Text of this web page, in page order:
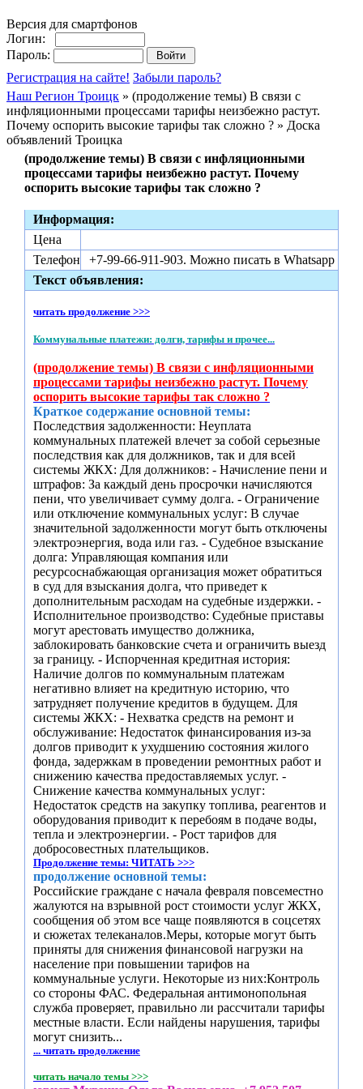
Версия для смартфонов
Логин:
Пароль:
Регистрация на сайте! Забыли пароль?
Наш Регион Троицк » (продолжение темы) В связи с
инфляционными процессами тарифы неизбежно растут.
Почему оспорить высокие тарифы так сложно ? » Доска
объявлений Троицка
(продолжение темы) В связи с инфляционными
процессами тарифы неизбежно растут. Почему
оспорить высокие тарифы так сложно ?
Информация:
Цена
Телефон
+7-99-66-911-903. Можно писать в Whatsapp
Текст объявления:
читать продолжение >>>
Коммунальные платежи: долги, тарифы и прочее...
(продолжение темы) В связи с инфляционными
процессами тарифы неизбежно растут. Почему
оспорить высокие тарифы так сложно ?
Краткое содержание основной темы:
Последствия задолженности: Неуплата
коммунальных платежей влечет за собой серьезные
последствия как для должников, так и для всей
системы ЖКХ: Для должников: - Начисление пени и
штрафов: За каждый день просрочки начисляются
пени, что увеличивает сумму долга. - Ограничение
или отключение коммунальных услуг: В случае
значительной задолженности могут быть отключены
электроэнергия, вода или газ. - Судебное взыскание
долга: Управляющая компания или
ресурсоснабжающая организация может обратиться
в суд для взыскания долга, что приведет к
дополнительным расходам на судебные издержки. -
Исполнительное производство: Судебные приставы
могут арестовать имущество должника,
заблокировать банковские счета и ограничить выезд
за границу. - Испорченная кредитная история:
Наличие долгов по коммунальным платежам
негативно влияет на кредитную историю, что
затрудняет получение кредитов в будущем. Для
системы ЖКХ: - Нехватка средств на ремонт и
обслуживание: Недостаток финансирования из-за
долгов приводит к ухудшению состояния жилого
фонда, задержкам в проведении ремонтных работ и
снижению качества предоставляемых услуг. -
Снижение качества коммунальных услуг:
Недостаток средств на закупку топлива, реагентов и
оборудования приводит к перебоям в подаче воды,
тепла и электроэнергии. - Рост тарифов для
добросовестных плательщиков.
Продолжение темы: ЧИТАТЬ >>>
продолжение основной темы:
Российские граждане с начала февраля повсеместно
жалуются на взрывной рост стоимости услуг ЖКХ,
сообщения об этом все чаще появляются в соцсетях
и сюжетах телеканалов.Меры, которые могут быть
приняты для снижения финансовой нагрузки на
население при повышении тарифов на
коммунальные услуги. Некоторые из них:Контроль
со стороны ФАС. Федеральная антимонопольная
служба проверяет, правильно ли рассчитали тарифы
местные власти. Если найдены нарушения, тарифы
могут снизить...
... читать продолжение
читать начало темы >>>